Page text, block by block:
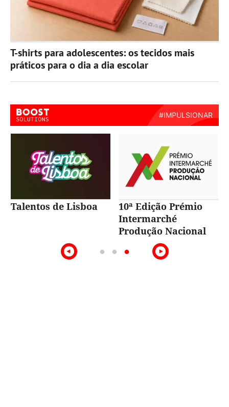
T-shirts para adolescentes: os tecidos mais
práticos para o dia a dia escolar
Talentos de Lisboa
10ª Edição Prémio
Intermarché
Produção Nacional